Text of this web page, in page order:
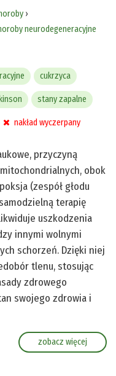
›
neurodegeneracyjne
cukrzyca
stany zapalne
nakład wyczerpany
przyczyną
obok
(zespół głodu
terapię
uszkodzenia
innymi wolnymi
schorzeń. Dzięki niej
tlenu, stosując
zdrowego
swojego zdrowia i
zobacz więcej